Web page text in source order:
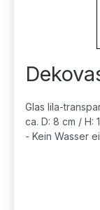
Glas lila-
ca. D: 8 cm / H:
- Kein Wasser